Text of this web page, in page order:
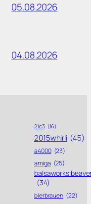
05.08.2026
04.08.2026
21c3 (16)
2015whirli (45)
a4000 (23)
amiga (25)
balsaworks
(34)
bierbrauen (22)